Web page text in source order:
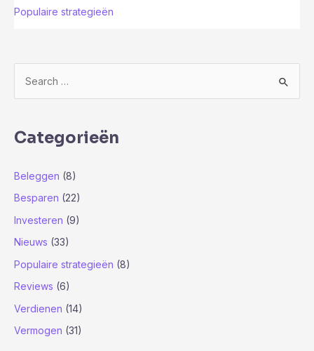
Populaire strategieën
k
a
Categorieën
Beleggen (8)
Besparen (22)
Investeren (9)
Nieuws (33)
Populaire strategieën (8)
Reviews (6)
Verdienen (14)
Vermogen (31)